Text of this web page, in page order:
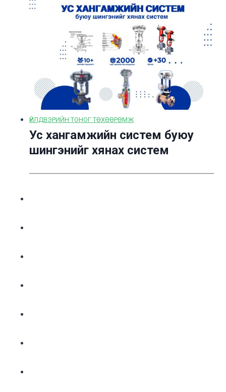
ҮЙЛДВЭРИЙН ТОНОГ ТӨХӨӨРӨМЖ
Ус хангамжийн систем буюу
шингэнийг хянах систем